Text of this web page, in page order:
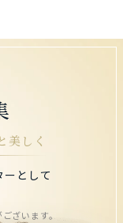
美しく
として
ざいます。